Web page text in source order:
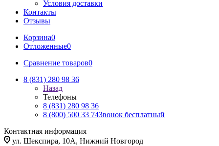
Условия доставки
Контакты
Отзывы
Корзина0
Отложенные0
Сравнение товаров0
8 (831) 280 98 36
Назад
Телефоны
8 (831) 280 98 36
8 (800) 500 33 74Звонок бесплатный
Контактная информация
ул. Шекспира, 10А, Нижний Новгород